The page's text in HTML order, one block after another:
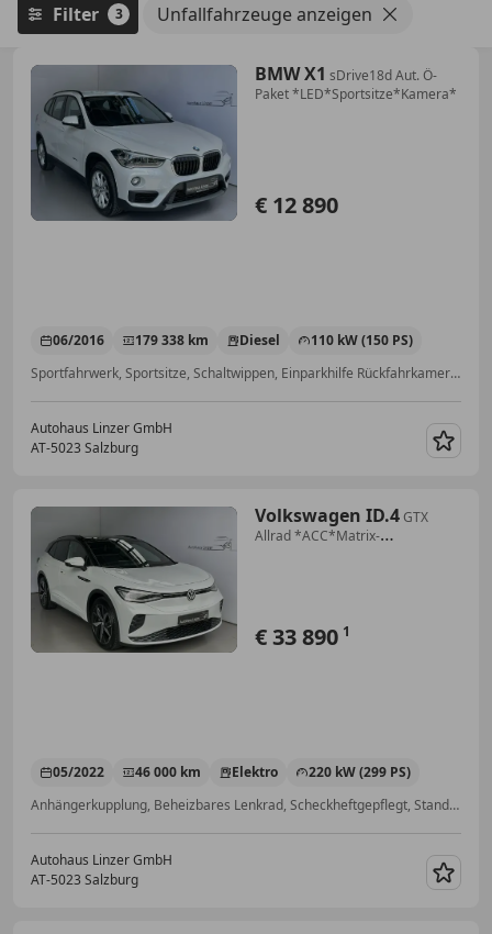
Filter 3 Unfallfahrzeuge anzeigen
BMW X1 sDrive18d Aut. Ö-
Paket *LED*Sportsitze*Kamera*
€ 12 890
06/2016 179 338 km Diesel
110 kW (150 PS)
Sportfahrwerk, Sportsitze, Schaltwippen, Einparkhilfe Rückfahrkamera, Scheckheftgepflegt, Sitzheizung, Einparkhilfe Sensoren vorne, LED-Scheinwerfer
Autohaus Linzer GmbH
AT-5023 Salzburg
Volkswagen ID.4GTX
Allrad *ACC*Matrix-
€ 33 890 1
05/2022 46 000 km Elektro
220 kW (299 PS)
Anhängerkupplung, Beheizbares Lenkrad, Scheckheftgepflegt, Standheizung, Alarmanlage, Kurvenlicht, Schlüssellose Zentralverriegelung, USB
Autohaus Linzer GmbH
AT-5023 Salzburg